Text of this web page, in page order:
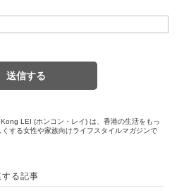
LEI (ホンコン・レイ) は、香港の生活をもっ
くする女性や家族向けライフスタイルマガジンで
する記事